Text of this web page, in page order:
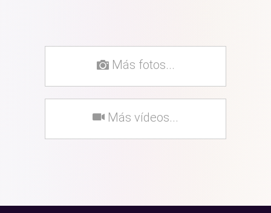
Más fotos...
Más vídeos...